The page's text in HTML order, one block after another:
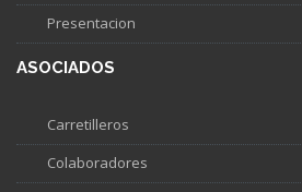
Presentacion
ASOCIADOS
Carretilleros
Colaboradores